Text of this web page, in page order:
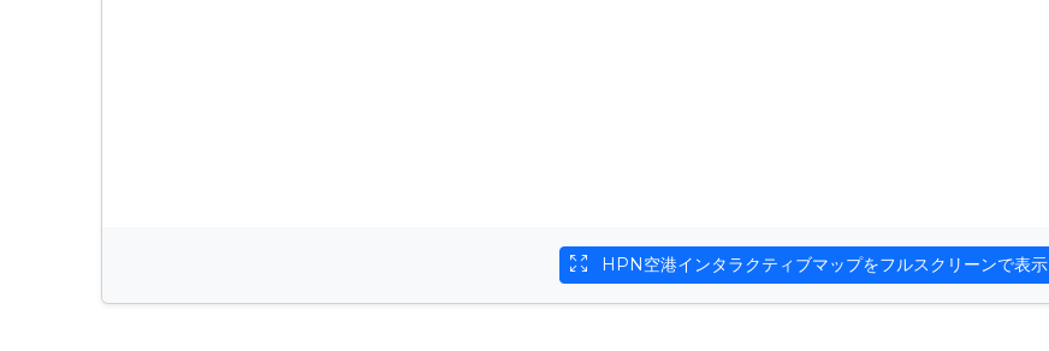
HPN空港インタラクティブマップをフルスクリーンで表示